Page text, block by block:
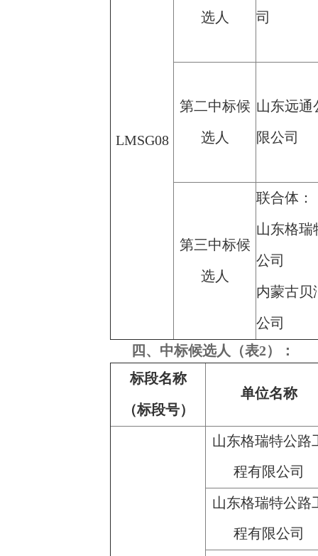
LMSG08
选人
司
第二中标候
选人
山东远通
限公司
第三中标候
选人
联合体：
山东格瑞
公司
内蒙古贝
公司
四、中标候选人（表2）：
标段名称
（标段号）
单位名称
山东格瑞特公路
程有限公司
山东格瑞特公路
程有限公司